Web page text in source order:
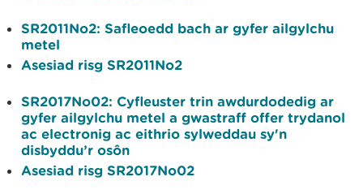
SR2011No2: Safleoedd bach ar gyfer ailgylchu
metel
Asesiad risg SR2011No2
SR2017No02: Cyfleuster trin awdurdodedig ar
gyfer ailgylchu metel a gwastraff offer trydanol
ac electronig ac eithrio sylweddau sy'n
disbyddu’r osôn
Asesiad risg SR2017No02